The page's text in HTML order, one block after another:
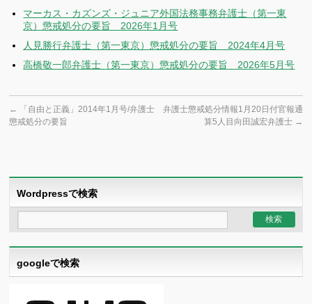
マーカス・カズンズ・ジュニア外国法務事務弁護士（第一東
京）懲戒処分の要旨 2026年1月号
人見勝行弁護士（第一東京）懲戒処分の要旨 2024年4月号
高橋敬一郎弁護士（第一東京）懲戒処分の要旨 2026年5月号
←
「自由と正義」2014年1月号/弁護士
懲戒処分の要旨
弁護士懲戒処分情報1月20日付官報通
算5人目向田誠宏弁護士 →
Wordpressで検索
googleで検索